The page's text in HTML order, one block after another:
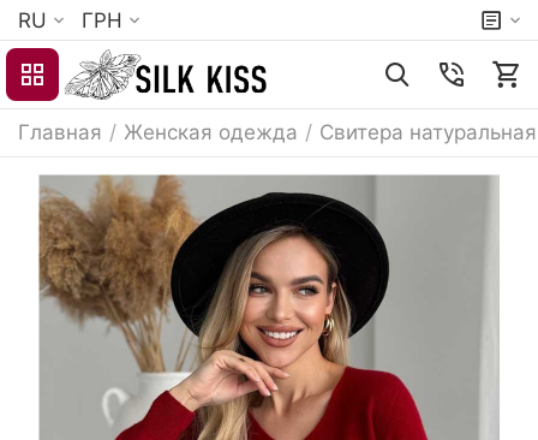
RU ГРН
Главная / Женская одежда / Свитера